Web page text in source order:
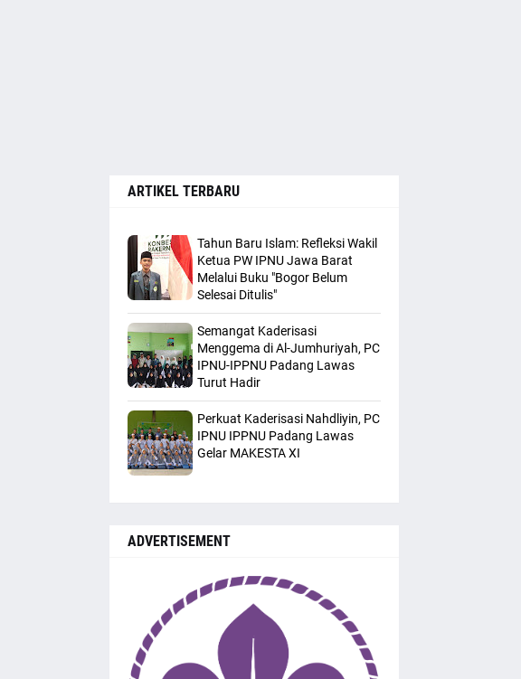
ARTIKEL TERBARU
Tahun Baru Islam: Refleksi Wakil
Ketua PW IPNU Jawa Barat
Melalui Buku "Bogor Belum
Selesai Ditulis"
Semangat Kaderisasi
Menggema di Al-Jumhuriyah, PC
IPNU-IPPNU Padang Lawas
Turut Hadir
Perkuat Kaderisasi Nahdliyin, PC
IPNU IPPNU Padang Lawas
Gelar MAKESTA XI
ADVERTISEMENT